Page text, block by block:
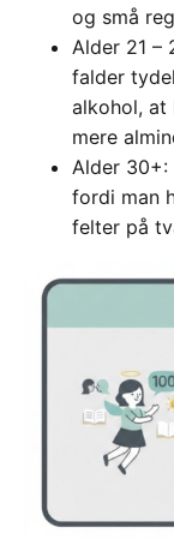
og små
Alder 21 –
falder
alkohol,
mere
Alder 30+:
fordi man
felter på